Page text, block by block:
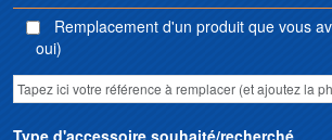
Remplacement d'un produit que vous
oui)
Type d'accessoire souhaité/recherché